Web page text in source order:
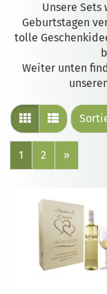
Unsere Sets
Geburtstagen
tolle
Weiter unten
1 2 »